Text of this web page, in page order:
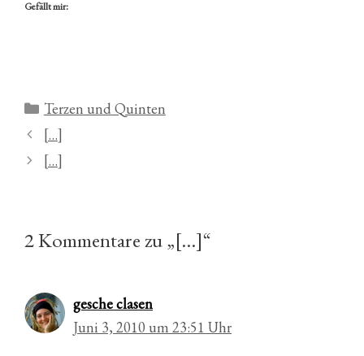
Gefällt mir:
Kategorien
Terzen und Quinten
[…]
[…]
2 Kommentare zu „[…]“
gesche clasen
Juni 3, 2010 um 23:51 Uhr